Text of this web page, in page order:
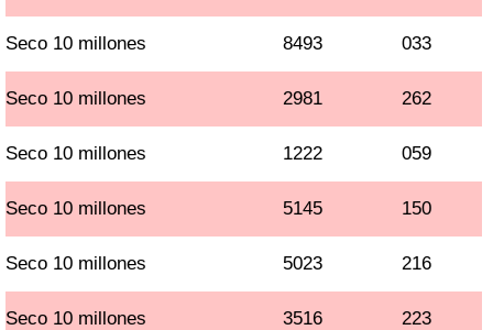
Seco 10 millones 8493 033
Seco 10 millones 2981 262
Seco 10 millones 1222 059
Seco 10 millones 5145 150
Seco 10 millones 5023 216
Seco 10 millones 3516 223